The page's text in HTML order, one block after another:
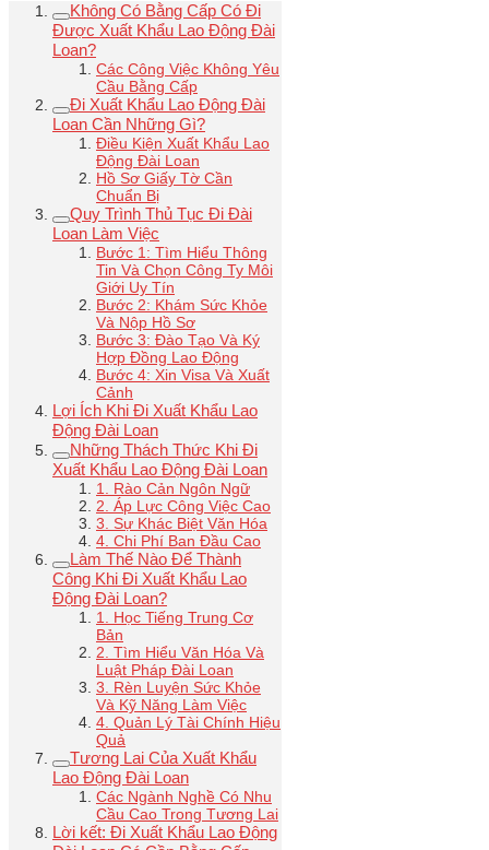
Không Có Bằng Cấp Có Đi
Được Xuất Khẩu Lao Động Đài
Loan?
Các Công Việc Không Yêu
Cầu Bằng Cấp
Đi Xuất Khẩu Lao Động Đài
Loan Cần Những Gì?
Điều Kiện Xuất Khẩu Lao
Động Đài Loan
Hồ Sơ Giấy Tờ Cần
Chuẩn Bị
Quy Trình Thủ Tục Đi Đài
Loan Làm Việc
Bước 1: Tìm Hiểu Thông
Tin Và Chọn Công Ty Môi
Giới Uy Tín
Bước 2: Khám Sức Khỏe
Và Nộp Hồ Sơ
Bước 3: Đào Tạo Và Ký
Hợp Đồng Lao Động
Bước 4: Xin Visa Và Xuất
Cảnh
Lợi Ích Khi Đi Xuất Khẩu Lao
Động Đài Loan
Những Thách Thức Khi Đi
Xuất Khẩu Lao Động Đài Loan
1. Rào Cản Ngôn Ngữ
2. Áp Lực Công Việc Cao
3. Sự Khác Biệt Văn Hóa
4. Chi Phí Ban Đầu Cao
Làm Thế Nào Để Thành
Công Khi Đi Xuất Khẩu Lao
Động Đài Loan?
1. Học Tiếng Trung Cơ
Bản
2. Tìm Hiểu Văn Hóa Và
Luật Pháp Đài Loan
3. Rèn Luyện Sức Khỏe
Và Kỹ Năng Làm Việc
4. Quản Lý Tài Chính Hiệu
Quả
Tương Lai Của Xuất Khẩu
Lao Động Đài Loan
Các Ngành Nghề Có Nhu
Cầu Cao Trong Tương Lai
Lời kết: Đi Xuất Khẩu Lao Động